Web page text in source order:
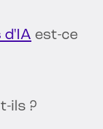
d'IA est-ce
ils ?